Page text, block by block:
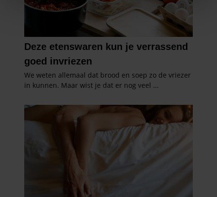
We gebruiken cookies om content en advertenties te
personaliseren, om functies voor social media te bieden
en om ons websiteverkeer te analyseren. Ook delen we
informatie over uw gebruik van onze site met onze
partners voor social media, adverteren en analyse. Deze
partners kunnen deze gegevens combineren met andere
informatie die u aan ze heeft verstrekt of die ze hebben
verzameld op basis van uw gebruik van hun services. U
gaat akkoord met onze cookies als u onze website blijft